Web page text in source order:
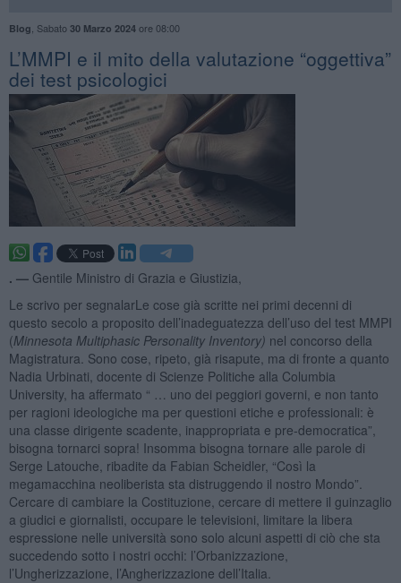
Blog Sabato 30 Marzo 2024ore 08:00
​L’MMPI e il mito della valutazione “oggettiva”
dei test psicologici
. — Gentile Ministro di Grazia e Giustizia,
Le scrivo per segnalarLe cose già scritte nei primi decenni di
questo secolo a proposito dell’inadeguatezza dell’uso del test MMPI
(Minnesota Multiphasic Personality Inventory) nel concorso della
Magistratura. Sono cose, ripeto, già risapute, ma di fronte a quanto
Nadia Urbinati, docente di Scienze Politiche alla Columbia
University, ha affermato “ … uno dei peggiori governi, e non tanto
per ragioni ideologiche ma per questioni etiche e professionali: è
una classe dirigente scadente, inappropriata e pre-democratica”,
bisogna tornarci sopra! Insomma bisogna tornare alle parole di
Serge Latouche, ribadite da Fabian Scheidler, “Così la
megamacchina neoliberista sta distruggendo il nostro Mondo”.
Cercare di cambiare la Costituzione, cercare di mettere il guinzaglio
a giudici e giornalisti, occupare le televisioni, limitare la libera
espressione nelle università sono solo alcuni aspetti di ciò che sta
succedendo sotto i nostri occhi: l’Orbanizzazione,
l’Ungherizzazione, l’Angherizzazione dell’Italia.